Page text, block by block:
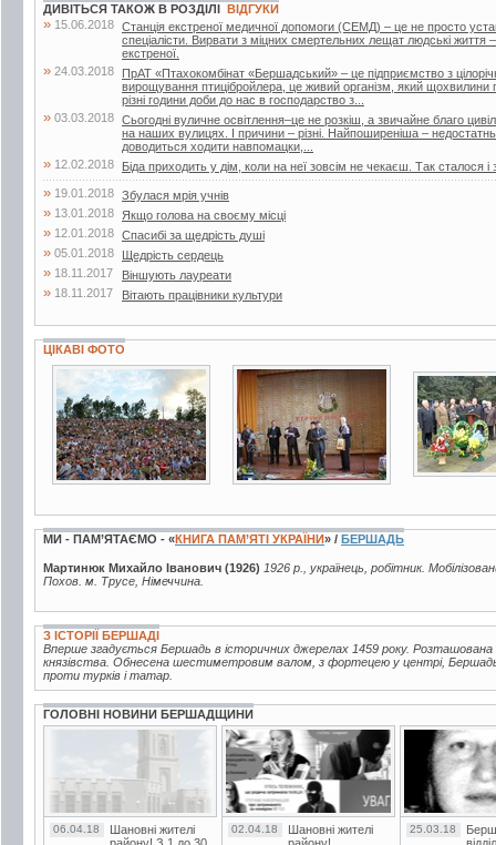
ДИВІТЬСЯ ТАКОЖ В РОЗДІЛІ ВІДГУКИ
» 15.06.2018 Станція екстреної медичної допомоги (СЕМД) – це не просто
спеціалісти. Вирвати з міцних смертельних лещат людські життя
екстреної.
» 24.03.2018
ПрАТ «Птахокомбінат «Бершадський» – це підприємство з
вирощування птицібройлера, це живий організм, який щохвилини
різні години доби до нас в господарство з...
» 03.03.2018 Сьогодні вуличне освітлення–це не розкіш, а звичайне благо
на наших вулицях. І причини – різні. Найпоширеніша –
доводиться ходити навпомацки,...
» 12.02.2018 Біда приходить у дім, коли на неї зовсім не чекаєш. Так сталося
» 19.01.2018 Збулася мрія учнів
» 13.01.2018 Якщо голова на своєму місці
» 12.01.2018 Спасибі за щедрість душі
» 05.01.2018 Щедрість сердець
» 18.11.2017 Віншують лауреати
» 18.11.2017 Вітають працівники культури
ЦІКАВІ ФОТО
28 фото 4 фото 13 фото
МИ - ПАМ’ЯТАЄМО - «КНИГА ПАМ’ЯТІ УКРАЇНИ» / БЕРШАДЬ
Мартинюк Михайло Іванович (1926) 1926 р., українець, робітник.
Похов. м. Трусе, Німеччина.
З ІСТОРІЇ БЕРШАДІ
Вперше згадується Бершадь в історичних джерелах 1459 року. Розташована
князівства. Обнесена шестиметровим валом, з фортецею у центрі,
проти турків і татар.
ГОЛОВНІ НОВИНИ БЕРШАДЩИНИ
06.04.18
Шановні жителі
району! З 1 до 30
02.04.18
Шановні жителі
району!
25.03.18